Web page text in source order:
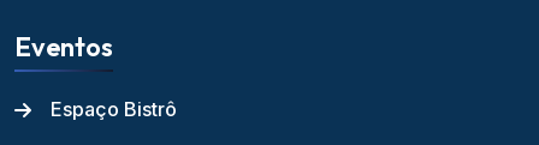
Eventos
Espaço Bistrô